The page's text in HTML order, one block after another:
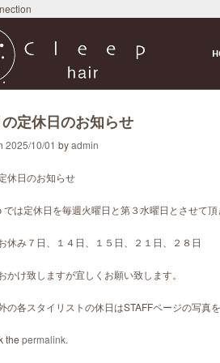
の定休日のお知らせ
2025/10/01 byadmin
休日のお知らせ
では定休日を毎週火曜日と第３水曜日とさせて頂
休み７日、１４日、１５日、２１日、２８日
かけ致しますが宜しくお願い致します。
の各スタイリストの休日はSTAFFページの写真
the permalink.